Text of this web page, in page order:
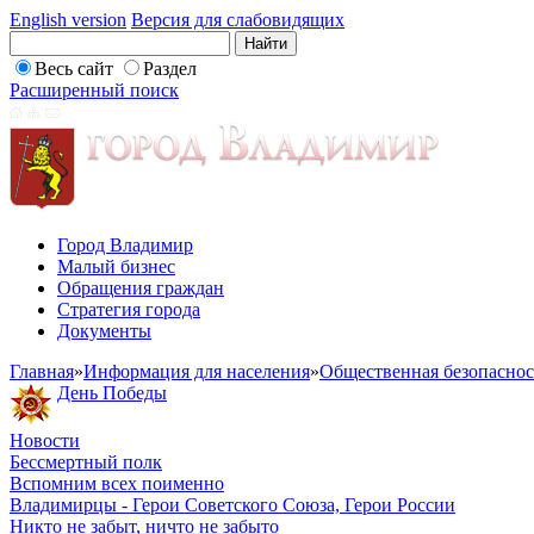
English version Версия для слабовидящих
Весь сайт
Раздел
Расширенный поиск
Город Владимир
Малый бизнес
Обращения граждан
Стратегия города
Документы
Главная»Информация для населения»Общественная
День Победы
Новости
Бессмертный полк
Вспомним всех поименно
Владимирцы - Герои Советского Союза, Герои России
Никто не забыт, ничто не забыто